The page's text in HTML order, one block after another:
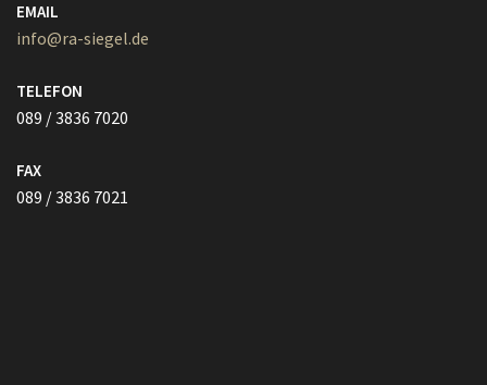
EMAIL
info@ra-siegel.de
TELEFON
089 / 3836 7020
FAX
089 / 3836 7021